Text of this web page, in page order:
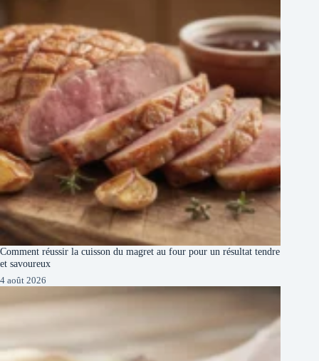
Comment réussir la cuisson du magret au four pour un résultat tendre
et savoureux
4 août 2026